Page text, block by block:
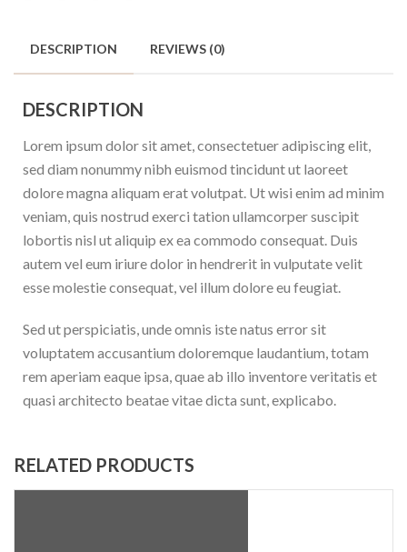
DESCRIPTION REVIEWS (0)
DESCRIPTION
Lorem ipsum dolor sit amet, consectetuer adipiscing elit,
sed diam nonummy nibh euismod tincidunt ut laoreet
dolore magna aliquam erat volutpat. Ut wisi enim ad minim
veniam, quis nostrud exerci tation ullamcorper suscipit
lobortis nisl ut aliquip ex ea commodo consequat. Duis
autem vel eum iriure dolor in hendrerit in vulputate velit
esse molestie consequat, vel illum dolore eu feugiat.
Sed ut perspiciatis, unde omnis iste natus error sit
voluptatem accusantium doloremque laudantium, totam
rem aperiam eaque ipsa, quae ab illo inventore veritatis et
quasi architecto beatae vitae dicta sunt, explicabo.
RELATED PRODUCTS